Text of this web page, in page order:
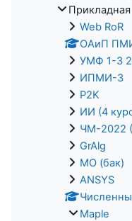
Web RoR
ОАиП
УМФ 1-3
ИПМИ-3
P2K
ИИ (4
ЧМ-2022
GrAlg
МО (бак)
ANSYS
Maple